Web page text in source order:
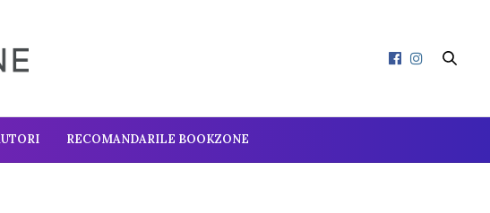
RECOMANDARILE BOOKZONE